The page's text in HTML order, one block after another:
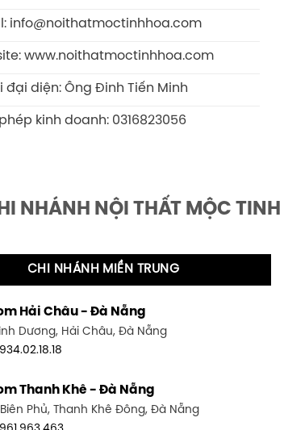
info@noithatmoctinhhoa.com
www.noithatmoctinhhoa.com
đại diện: Ông Đinh Tiến Minh
kinh doanh: 0316823056
NHÁNH NỘI THẤT MỘC
CHI NHÁNH MIỀN TRUNG
Hải Châu - Đà Nẵng
Dương, Hải Châu, Đà Nẵng
Thanh Khê - Đà Nẵng
Phủ, Thanh Khê Đông, Đà Nẵng